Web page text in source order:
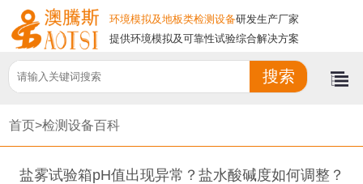
环境模拟及地板类检测设备研发生产厂家
提供环境模拟及可靠性试验综合解决方案
首页>检测设备百科
盐雾试验箱pH值出现异常？盐水酸碱度如何调整？